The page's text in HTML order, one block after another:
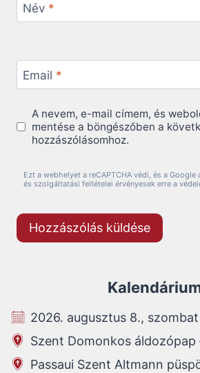
Név *
Email *
A nevem, e-mail címem, és
mentése a böngészőben a
hozzászólásomhoz.
Ezt a webhelyet a reCAPTCHA védi, és a
és szolgáltatási feltételei érvényesek erre a
2026. augusztus 8., szombat
Szent Domonkos áldozópap
Passaui Szent Altmann